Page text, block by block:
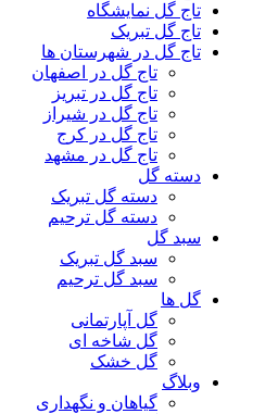
تاج گل نمایشگاه
تاج گل تبریک
تاج گل در شهرستان ها
تاج گل در اصفهان
تاج گل در تبریز
تاج گل در شیراز
تاج گل در کرج
تاج گل در مشهد
دسته گل
دسته گل تبریک
دسته گل ترحیم
سبد گل
سبد گل تبریک
سبد گل ترحیم
گل ها
گل آپارتمانی
گل شاخه ای
گل خشک
وبلاگ
گیاهان و نگهداری